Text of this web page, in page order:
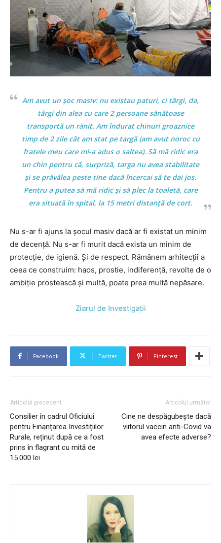
Am avut un șoc masiv: nu existau paturi, ci tărgi, da,
tărgi din alea cu care 2 persoane sănătoase
transportă un rănit. Am îndurat chinuri groaznice
timp de 2 zile cât am stat pe targă (am avut noroc cu
fratele meu care mi-a adus o saltea). Să mă ridic era
un chin pentru că, surpriză, targa nu avea stabilitate
și se prăvălea peste tine dacă încercai să te dai jos.
Pentru a putea să mă ridic și să plec la toaletă, care
era situată în spital, la 15 metri distanță de cort.
Nu s-ar fi ajuns la șocul masiv dacă ar fi existat un minim
de decență. Nu s-ar fi murit dacă exista un minim de
protecție, de igienă. Și de respect. Rămânem arhitecții a
ceea ce construim: haos, prostie, indiferență, revolte de o
ambiție prostească și multă, poate prea multă nepăsare.
Ziarul de Investigații
Facebook Twitter Pinterest
Articolul precedent
Consilier în cadrul Oficiului
pentru Finanțarea Investițiilor
Rurale, reținut după ce a fost
prins în flagrant cu mită de
15.000 lei
Articolul următor
Cine ne despăgubește dacă
viitorul vaccin anti-Covid va
avea efecte adverse?